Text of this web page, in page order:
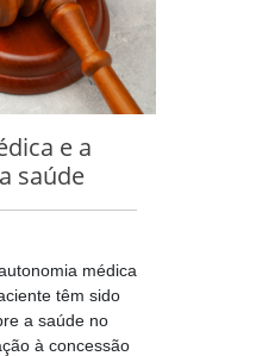
e a
saúde
médica
têm sido
a saúde no
à concessão